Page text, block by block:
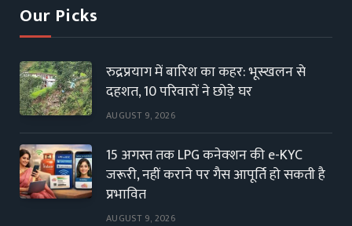
Our Picks
रुद्रप्रयाग में बारिश का कहर: भूस्खलन से
दहशत, 10 परिवारों ने छोड़े घर
AUGUST 9, 2026
15 अगस्त तक LPG कनेक्शन की e-KYC
जरूरी, नहीं कराने पर गैस आपूर्ति हो सकती है
प्रभावित
AUGUST 9, 2026